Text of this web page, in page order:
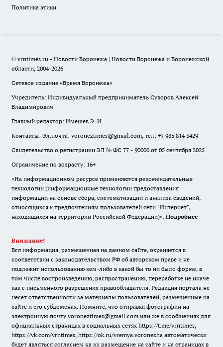
Политика этики
© vrntimes.ru - Новости Воронежа | Новости Воронежа и Воронежской
области, 2004-2026
Сетевое издание «Время Воронежа»
Учредитель: Индивидуальный предприниматель Суворов Алексей
Владимирович
Главный редактор: Имешев Э. И.
Контакты: Эл.почта: voroneztimes@gmail.com, тел: +7 985 814 3429
Свидетельство о регистрации ЭЛ № ФС 77 - 90000 от 05 сентября 2025
Ограничение по возрасту: 16+
«На информационном ресурсе применяются рекомендательные
технологии (информационные технологии предоставления
информации на основе сбора, систематизации и анализа сведений,
относящихся к предпочтениям пользователей сети "Интернет",
находящихся на территории Российской Федерации)». Подробнее
Внимание!
Вся информация, размещенная на данном сайте, охраняется в
соответствии с законодательством РФ об авторском праве и не
подлежит использованию кем-либо в какой бы то ни было форме, в
том числе воспроизведению, распространению, переработке не иначе
как с письменного разрешения правообладателя. Редакция портала не
несет ответственности за материалы пользователей, размещенные на
сайте и его субдоменах. Помните, что отправка фотографии на
электронную почту voroneztimes@gmail.com или же в сообщениях для
официальных страницах в социальных сетях https://t.me/vrntimes,
https://vk.com/vrntimes, https://ok.ru/vremya.voronezha автоматически
будет являться согласием на их размещение на сайте и на страницах в